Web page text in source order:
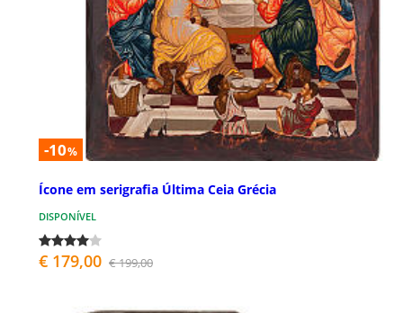
-10%
Ícone em serigrafia Última Ceia Grécia
DISPONÍVEL
€ 179,00 € 199,00